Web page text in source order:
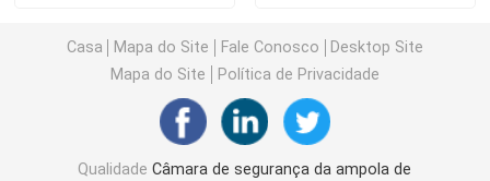
Câmera sem fio esperta de Wifi
Câmera de PTZ exterior
Casa Mapa do Site Fale Conosco
Desktop Site
Mapa do Site
Política de Privacidade
QualidadeCâmara de segurança da ampola de